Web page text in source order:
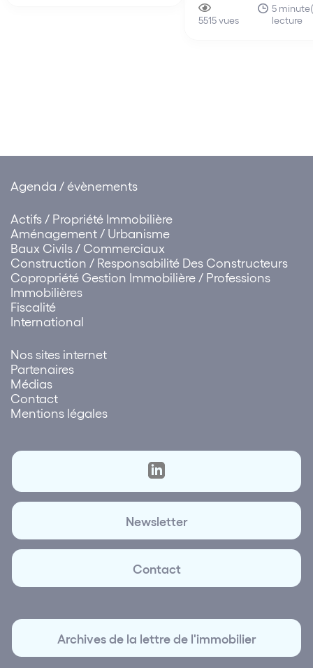
aujourd’hui
intérêt à donner et à
5515 vues
5
lecture
Agenda / évènements
Actifs / Propriété Immobilière
Aménagement / Urbanisme
Baux Civils / Commerciaux
Construction / Responsabilité Des Constructeurs
Copropriété Gestion Immobilière / Professions
Immobilières
Fiscalité
International
Nos sites internet
Partenaires
Médias
Contact
Mentions légales
Newsletter
Contact
Archives de la lettre de l'immobilier